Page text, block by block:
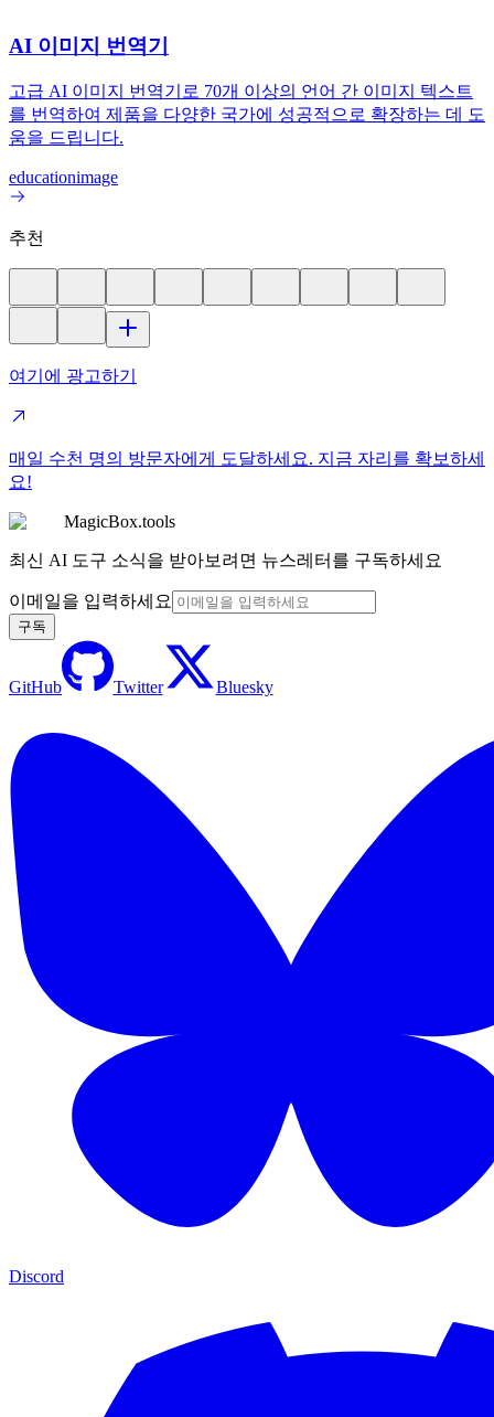
AI 이미지 번역기
고급 AI 이미지 번역기로 70개 이상의 언어 간 이미지 텍스트
를 번역하여 제품을 다양한 국가에 성공적으로 확장하는 데 도
움을 드립니다.
educationimage
추천
여기에 광고하기
매일 수천 명의 방문자에게 도달하세요. 지금 자리를 확보하세
요!
MagicBox.tools
최신 AI 도구 소식을 받아보려면 뉴스레터를 구독하세요
이메일을 입력하세요
구독
GitHub Twitter Bluesky
Discord